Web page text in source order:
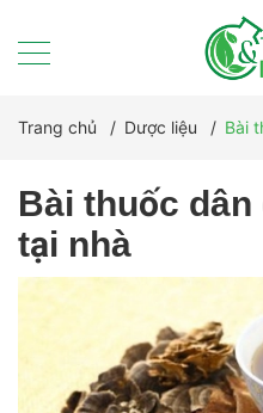
Trang chủ / Dược liệu / Bài
Bài thuốc
tại nhà